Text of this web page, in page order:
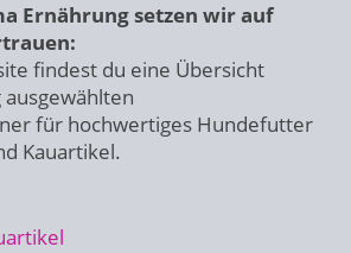
Ernährung setzen wir auf
findest du eine Übersicht
für hochwertiges Hundefutter
Kauartikel.